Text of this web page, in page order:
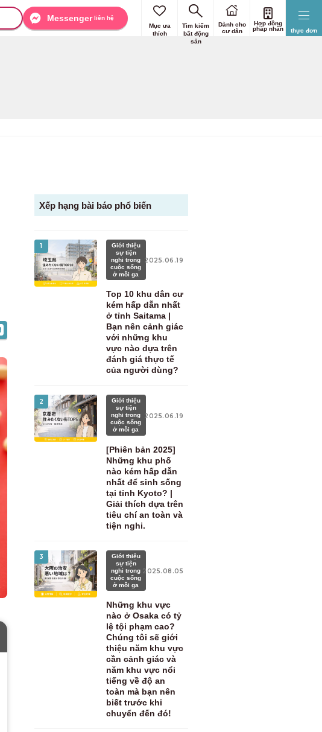
thực đơn
Messenger liên hệ
Mục ưa
thích
Tìm kiếm
bất động
sản
Dành cho
cư dân
Hợp đồng
pháp nhân
Xếp hạng bài báo phổ biến
1
Giới thiệu
sự tiện
nghi trong
cuộc sống
ở mỗi ga
2025.06.19
Top 10 khu dân cư
kém hấp dẫn nhất
ở tỉnh Saitama |
Bạn nên cảnh giác
với những khu
vực nào dựa trên
đánh giá thực tế
của người dùng?
2
Giới thiệu
sự tiện
nghi trong
cuộc sống
ở mỗi ga
2025.06.19
[Phiên bản 2025]
Những khu phố
nào kém hấp dẫn
nhất để sinh sống
tại tỉnh Kyoto? |
Giải thích dựa trên
tiêu chí an toàn và
tiện nghi.
3
Giới thiệu
sự tiện
nghi trong
cuộc sống
ở mỗi ga
2025.08.05
Những khu vực
nào ở Osaka có tỷ
lệ tội phạm cao?
Chúng tôi sẽ giới
thiệu năm khu vực
cần cảnh giác và
năm khu vực nổi
tiếng về độ an
toàn mà bạn nên
biết trước khi
chuyển đến đó!